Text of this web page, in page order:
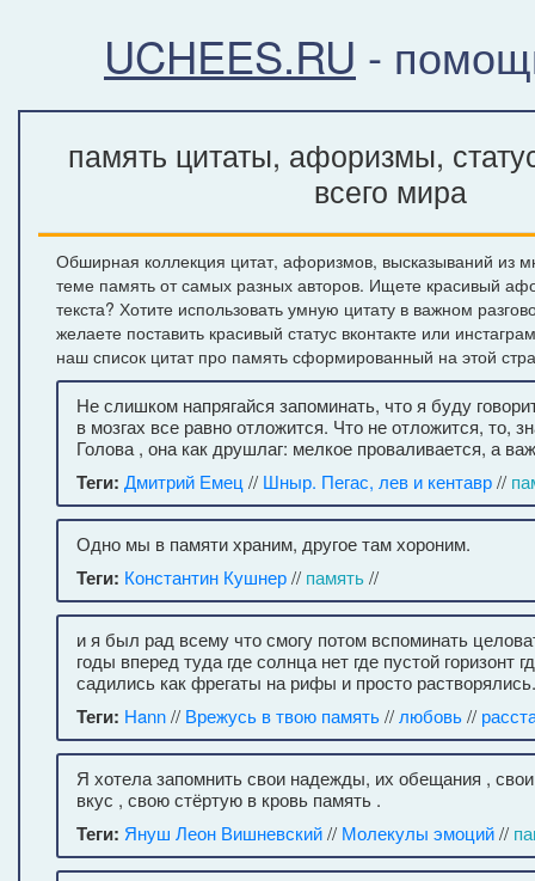
UCHEES.RU -
память цитаты, афоризмы,
всего мира
Обширная коллекция цитат, афоризмов, высказываний из
теме память от самых разных авторов. Ищете красивый
текста? Хотите использовать умную цитату в важном
желаете поставить красивый статус вконтакте или
наш список цитат про память сформированный на этой
Не слишком напрягайся запоминать, что я буду
в мозгах все равно отложится. Что не отложится, то,
Голова , она как друшлаг: мелкое проваливается, а
Теги: Дмитрий Емец // Шныр. Пегас, лев и кентавр//
Одно мы в памяти храним, другое там хороним.
Теги: Константин Кушнер// память//
и я был рад всему что смогу потом вспоминать
годы вперед туда где солнца нет где пустой горизонт
садились как фрегаты на рифы и просто
Теги: Hann// Врежусь в твою память// любовь//
Я хотела запомнить свои надежды, их обещания ,
вкус , свою стёртую в кровь память .
Теги: Януш Леон Вишневский// Молекулы эмоций//